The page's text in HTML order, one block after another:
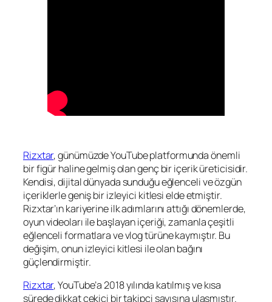
Rizxtar, günümüzde YouTube platformunda önemli
bir figür haline gelmiş olan genç bir içerik üreticisidir.
Kendisi, dijital dünyada sunduğu eğlenceli ve özgün
içeriklerle geniş bir izleyici kitlesi elde etmiştir.
Rizxtar’ın kariyerine ilk adımlarını attığı dönemlerde,
oyun videoları ile başlayan içeriği, zamanla çeşitli
eğlenceli formatlara ve vlog türüne kaymıştır. Bu
değişim, onun izleyici kitlesi ile olan bağını
güçlendirmiştir.
Rizxtar, YouTube’a 2018 yılında katılmış ve kısa
sürede dikkat çekici bir takipçi sayısına ulaşmıştır.